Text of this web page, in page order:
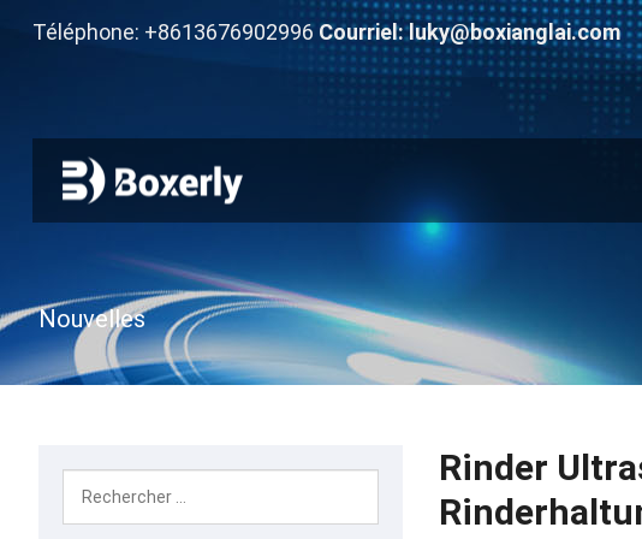
Téléphone: +8613676902996 Courriel:luky@boxianglai.com
Nouvelles
Rinder